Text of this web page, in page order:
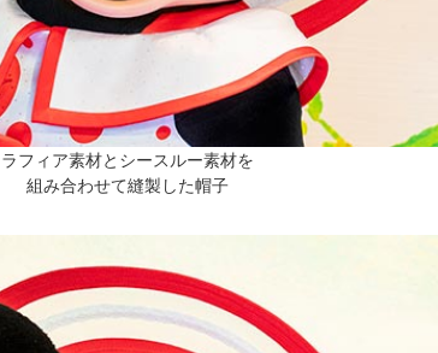
ラフィア素材とシースルー素材を
組み合わせて縫製した帽子